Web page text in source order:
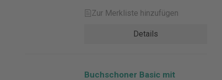
Zur Merkliste hinzufügen
Details
Buchschoner Basic mit